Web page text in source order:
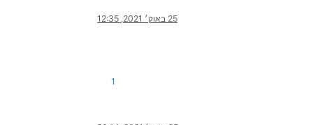
25 באוק׳ 2021, 12:35
1